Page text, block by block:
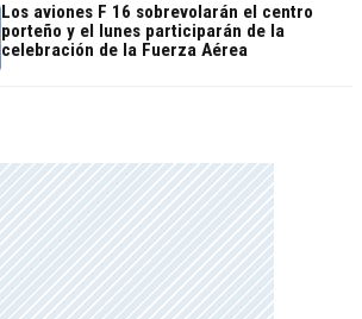
Los aviones F 16 sobrevolarán el centro
porteño y el lunes participarán de la
celebración de la Fuerza Aérea